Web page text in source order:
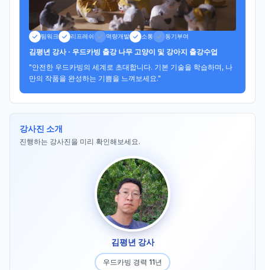
팀워크 리프레쉬 역량개발 소통 동기부여
김평년 강사 · 우드카빙 출강 나무 고양이 및 강아지 출강수업
"안전한 우드카빙의 세계로 초대합니다. 기본 기술을 학습하며, 나
만의 작품을 완성하는 기쁨을 느껴보세요."
강사진 소개
진행하는 강사진을 미리 확인해보세요.
김평년 강사
우드카빙 경력 11년